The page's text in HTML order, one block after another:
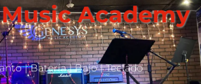
Academy
| Batería | Bajo | Teclado